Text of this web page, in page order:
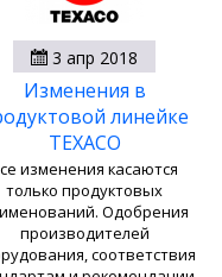
3 апр 2018
Изменения в
линейке
TEXACO
изменения касаются
только продуктовых
Одобрения
производителей
соответствия